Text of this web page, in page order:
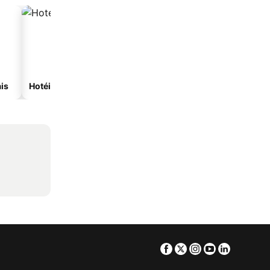
Hotéis com spa
Facebook
TwitterInstagram
Youtube